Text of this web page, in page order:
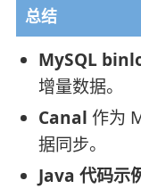
总结
MySQL
增量数据。
Canal 作为
据同步。
Java 代码示